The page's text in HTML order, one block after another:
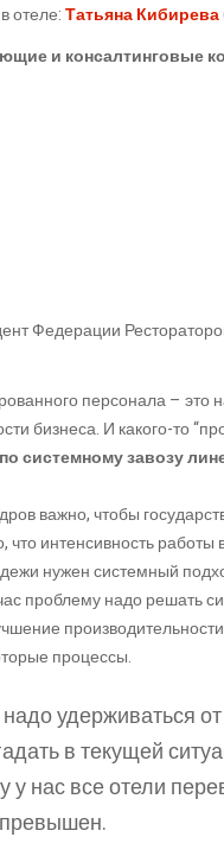
отеле:Татьяна Кибирева
и консалтинговые
Федерации
персонала –
бизнеса. И какого-то
по системному завозу
важно, чтобы
что интенсивность работы
нужен системный
проблему надо решать
процессы.
надо удерживаться
в текущей
у нас все отели